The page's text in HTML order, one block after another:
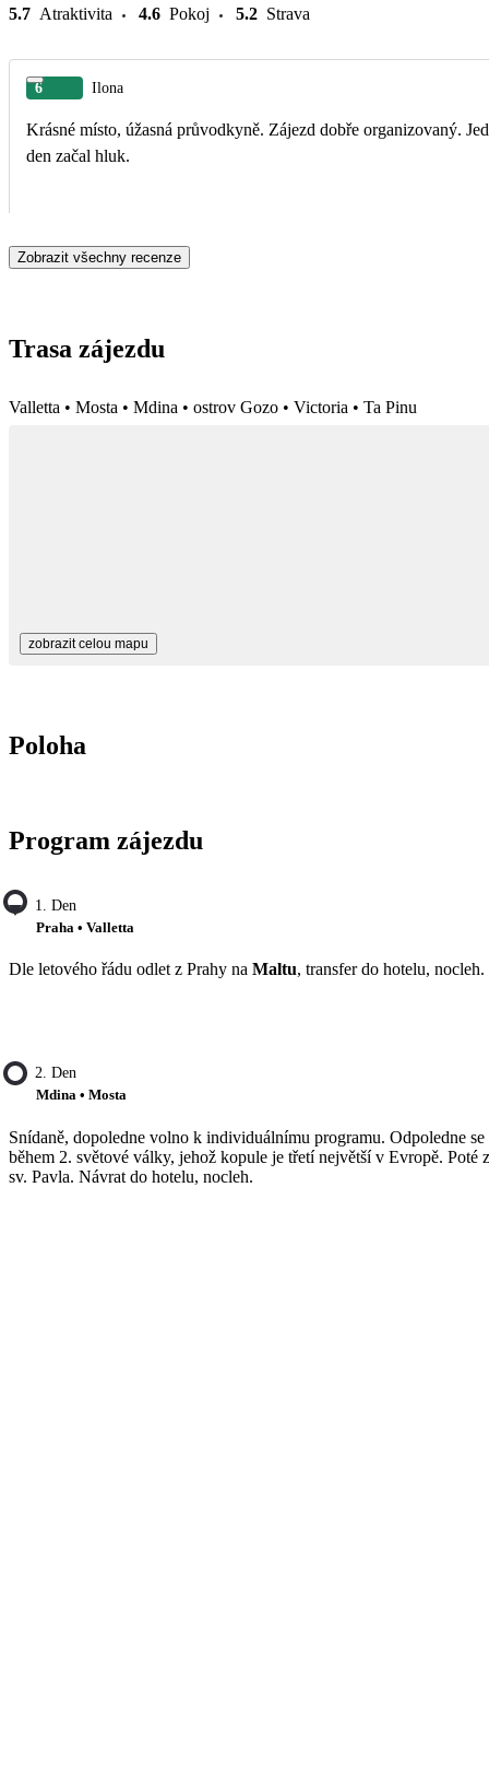
5.7 Atraktivita 4.6 Pokoj 5.2 Strava
6 Ilona
Krásné místo, úžasná průvodkyně. Zájezd dobře organizovaný. Jedinou
den začal hluk.
Zobrazit všechny recenze
Trasa zájezdu
Valletta • Mosta • Mdina • ostrov Gozo • Victoria • Ta Pinu
zobrazit celou mapu
Poloha
Program zájezdu
1. Den
Praha • Valletta
Dle letového řádu odlet z Prahy na Maltu, transfer do hotelu, nocleh.
2. Den
Mdina • Mosta
Snídaně, dopoledne volno k individuálnímu programu. Odpoledne
během 2. světové války, jehož kopule je třetí největší v Evropě. Poté
sv. Pavla. Návrat do hotelu, nocleh.